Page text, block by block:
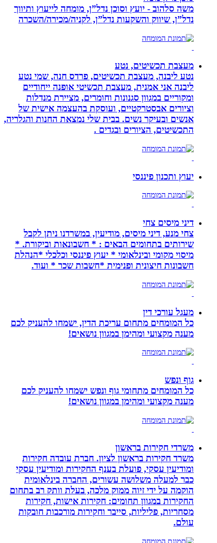
משה סלהוב - יועץ וסוכן נדל”ן, מומחה לייעוץ ותיווך
נדל”ן, שיווק והשקעות נדל”ן, לקניה/מכירה/השכרה
מעצבת תכשיטים, נטע
נטע ליבנה, מעצבת תכשיטים, פרדס חנה, שמי נטע
ליבנה אני אמנית, מעצבת תכשיטי אופנה ייחודיים
ומקוריים במגוון סגנונות וחומרים, מציירת מנדלות
וציורים אבסטרקטיים, ועוסקת בהעצמה אישית של
אנשים ובעיקר נשים. בבית שלי נמצאת החנות והגלריה,
התכשיטים, הציורים ובגדים .
יעוץ ותכנון פיננסי
דיני מיסים צחי
צחי מנע, דיני מיסים, מודיעין, במשרדנו ניתן לקבל
שירותים בתחומים הבאים : * חשבונאות וביקורת. *
מיסוי מקומי ובינלאומי * יעוץ פיננסי וכלכלי *הנהלת
חשבונות חיצונית ופנימית *חשבות שכר * ועוד.
מעגל עורכי דין
כל המומחים מתחום עריכת הדין, ישמחו להעניק לכם
מענה מקצועי ומהימן במגוון נושאים!
גוף ונפש
כל המומחים מתחומי גוף ונפש ישמחו להעניק לכם
מענה מקצועי ומהימן במגוון נושאים!
משרדי חקירות בראשון
משרד חקירות בראשון לציון. חברת עובדה חקירות
ומודיעין עסקי, פועלת בענף החקירות ומודיעין עסקי
כבר למעלה משלושה עשורים, החברה בינלאומית
הוקמה על ידי זיוה ממוק מלכה, בעלת וותק רב בתחום
החקירות במגוון תחומים: חקירות אישות, חקירות
מסחריות, פליליות, סייבר וחקירות מורכבות חובקות
עולם.